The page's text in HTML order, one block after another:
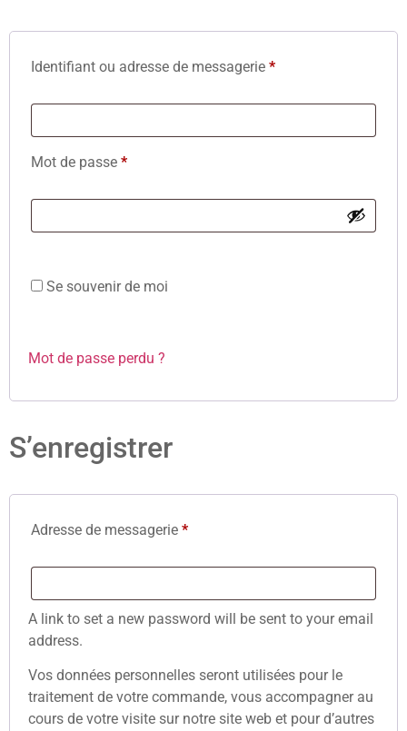
Identifiant ou adresse de messagerie *
Mot de passe *
Se souvenir de moi
Mot de passe perdu ?
S’enregistrer
Adresse de messagerie *
A link to set a new password will be sent to your email
address.
Vos données personnelles seront utilisées pour le
traitement de votre commande, vous accompagner au
cours de votre visite sur notre site web et pour d’autres